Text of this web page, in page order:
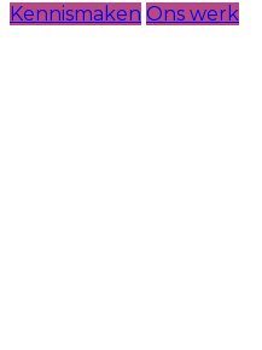
Kennismaken Ons werk